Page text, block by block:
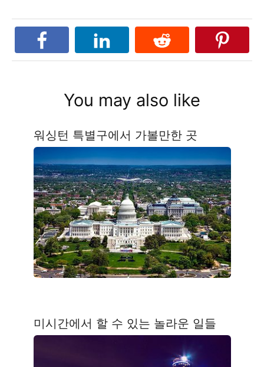
You may also like
워싱턴 특별구에서 가볼만한 곳
미시간에서 할 수 있는 놀라운 일들